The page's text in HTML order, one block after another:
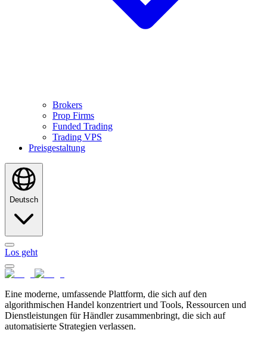
Brokers
Prop Firms
Funded Trading
Trading VPS
Preisgestaltung
Deutsch
Los geht
Eine moderne, umfassende Plattform, die sich auf den
algorithmischen Handel konzentriert und Tools, Ressourcen und
Dienstleistungen für Händler zusammenbringt, die sich auf
automatisierte Strategien verlassen.